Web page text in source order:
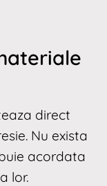
direct
Nu exista
acordata
lor.